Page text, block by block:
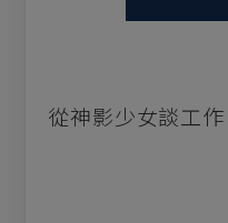
從神影少女談工